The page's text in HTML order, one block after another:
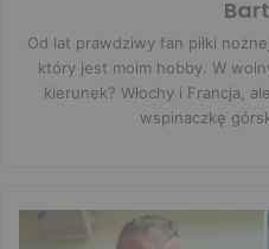
Od lat prawdziwy fan piłki
który jest moim hobby. W
kierunek? Włochy i Francja,
wspinaczkę